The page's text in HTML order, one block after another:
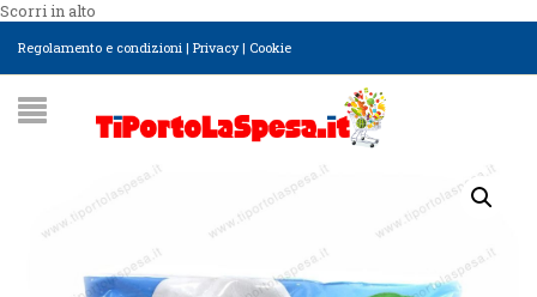
Scorri in alto
Regolamento e condizioni | Privacy| Cookie